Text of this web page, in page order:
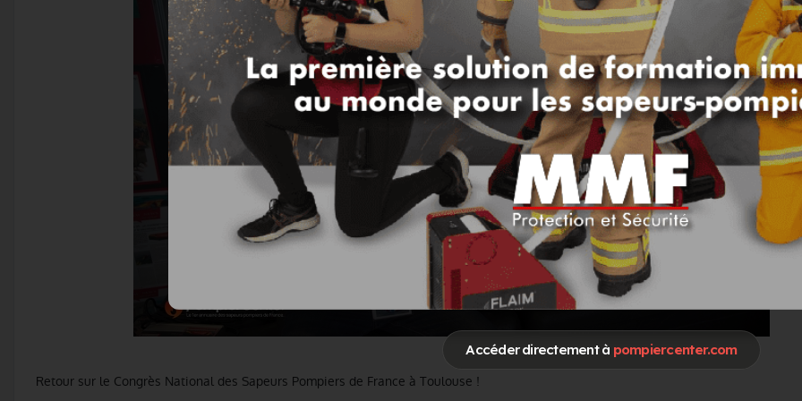
Accéder directement à pompiercenter.com
Retour sur le Congrès National des Sapeurs Pompiers de France à Toulouse !